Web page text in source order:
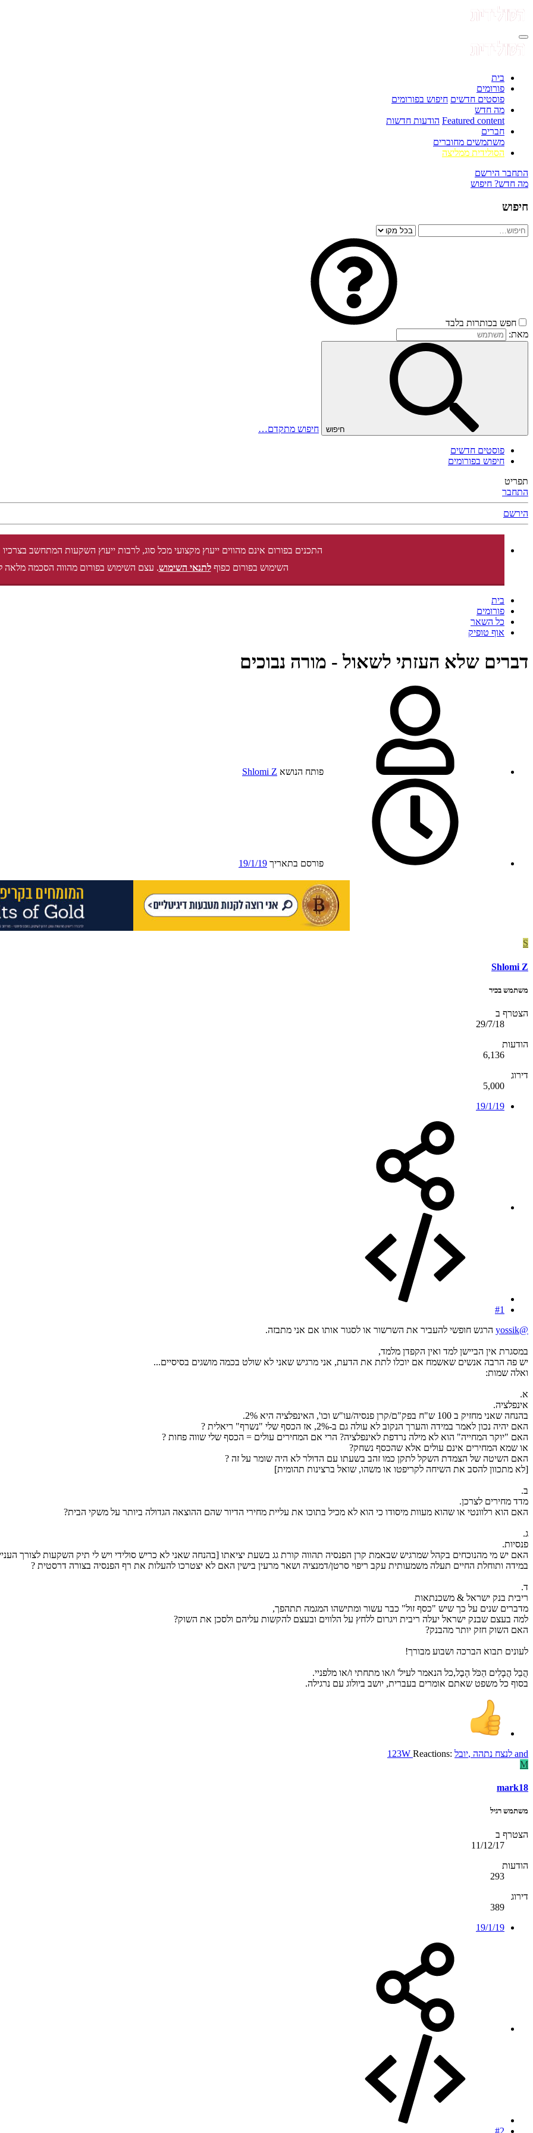
בית
פורומים
פוסטים חדשים חיפוש בפורומים
מה חדש
Featured content הודעות חדשות
חברים
משתמשים מחוברים
הסולידית ממליצה
התחבר הירשם
מה חדש? חיפוש
חיפוש
חפש בכותרות בלבד
מאת:
חיפוש חיפוש מתקדם…
פוסטים חדשים
חיפוש בפורומים
תפריט
התחבר
הירשם
התכנים בפורום אינם מהווים ייעוץ מקצועי מכל סוג, לרבות ייעוץ השקעות המתחשב
השימוש בפורום כפוףלתנאי השימוש. עצם השימוש בפורום מהווה הסכמה מלאה
בית
פורומים
כל השאר
אוף טופיק
דברים שלא העזתי לשאול - מורה נבוכים
פותח הנושא Shlomi Z
פורסם בתאריך 19/1/19
S
Shlomi Z
משתמש בכיר
הצטרף ב
29/7/18
הודעות
6,136
דירוג
5,000
19/1/19
#1
@yossik
הרגש חופשי להעביר את השרשור או לסגור אותו אם אני מתבזה.
במסגרת אין הביישן למד ואין הקפדן מלמד,
יש פה הרבה אנשים שאשמח אם יוכלו לתת את הדעת, אני מרגיש שאני לא שולט בכמה מושגים בסיסיים...
ואלה שמות:
א.
אינפלציה.
בהנחה שאני מחזיק ב 100 ש"ח בפק"ם/קרן פנסיה/עו"ש וכו', האינפלציה היא 2%.
האם יהיה נכון לאמר במידה והערך הנקוב לא עולה גם ב-2%, אז הכסף שלי "נשרף" ריאלית ?
האם "יוקר המחייה" הוא לא מילה נרדפת לאינפלציה? הרי אם המחירים עולים = הכסף שלי שווה פחות ?
או שמא המחירים אינם עולים אלא שהכסף נשחק?
האם השיטה של הצמדת השקל לתקן כמו זהב בשעתו עם הדולר לא היה שומר על זה ?
[לא מתכוון להסב את השיחה לקריפטו או משהו, שואל ברצינות תהומית]
ב.
מדד מחירים לצרכן.
האם הוא רלוונטי או שהוא מעוות מיסודו כי הוא לא מכיל בתוכו את עליית מחירי הדיור שהם ההוצאה הגדולה ביותר על משקי הבית?
ג.
פנסיות.
האם יש מי מהנוכחים בקהל שמרגיש שבאמת קרן הפנסיה תהווה קורת גג בשעת יציאתו [בהנחה שאני לא כריש סולידי ויש לי תיק השקעות לצורך
במידה ותוחלת החיים תעלה משמעותית עקב ריפוי סרטן/דמנציה ושאר מרעין בישין האם לא יצטרכו להעלות את רף הפנסיה בצורה דרסטית ?
ד.
ריבית בנק ישראל & משכנתאות
מדברים שנים על כך שיש "כסף זול" כבר עשור ומתישהו המגמה תתהפך,
למה בעצם שבנק ישראל יעלה ריבית ויגרום ללחץ על הלווים ובעצם להקשות עליהם ולסכן את השוק?
האם השוק חזק יותר מהבנק?
לעונים תבוא הברכה ושבוע מבורך!
הֲבֵל הֲבָלִים הַכֹּל הָבֶל,כל הנאמר לעיל' ו/או מתחתי ו/או מלפניי.
בסוף כל משפט שאתם אומרים בעברית, יושב ביולוג עם נרגילה.
Reactions: יובל, לנצח נתהה and
123W
M
mark18
משתמש רגיל
הצטרף ב
11/12/17
הודעות
293
דירוג
389
19/1/19
#2